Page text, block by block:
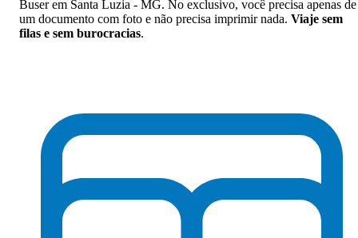
Buser em Santa Luzia - MG. No exclusivo, você precisa apenas de
um documento com foto e não precisa imprimir nada. Viaje sem
filas e sem burocracias.